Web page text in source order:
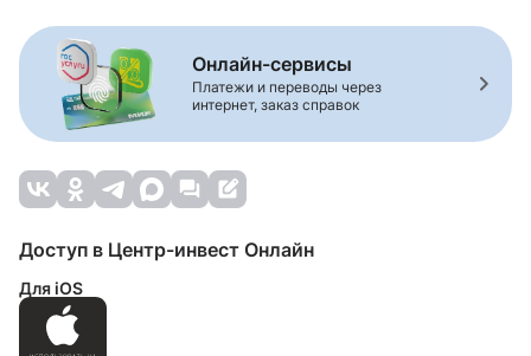
Онлайн-сервисы
Платежи и переводы через
интернет, заказ справок
Доступ в Центр-инвест Онлайн
Для iOS